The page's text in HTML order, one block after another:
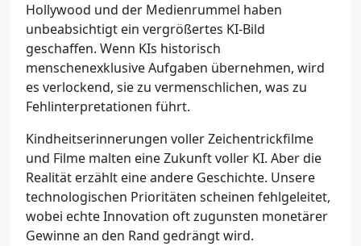
Hollywood und der Medienrummel haben
unbeabsichtigt ein vergrößertes KI-Bild
geschaffen. Wenn KIs historisch
menschenexklusive Aufgaben übernehmen, wird
es verlockend, sie zu vermenschlichen, was zu
Fehlinterpretationen führt.
Kindheitserinnerungen voller Zeichentrickfilme
und Filme malten eine Zukunft voller KI. Aber die
Realität erzählt eine andere Geschichte. Unsere
technologischen Prioritäten scheinen fehlgeleitet,
wobei echte Innovation oft zugunsten monetärer
Gewinne an den Rand gedrängt wird.